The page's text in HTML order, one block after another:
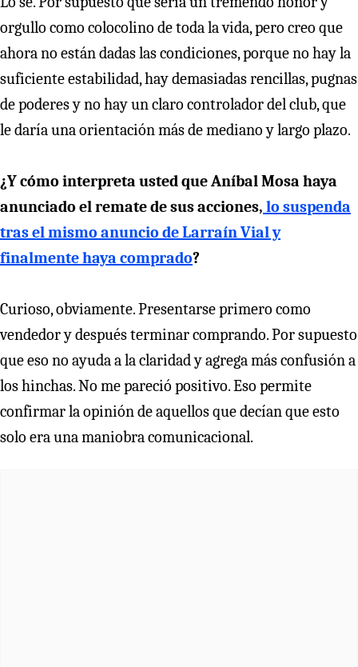
orgullo como colocolino de toda la vida, pero creo que
ahora no están dadas las condiciones, porque no hay la
suficiente estabilidad, hay demasiadas rencillas, pugnas
de poderes y no hay un claro controlador del club, que
le daría una orientación más de mediano y largo plazo.
¿Y cómo interpreta usted que Aníbal Mosa haya
anunciado el remate de sus acciones, lo suspenda
tras el mismo anuncio de Larraín Vial y
finalmente haya comprado?
Curioso, obviamente. Presentarse primero como
vendedor y después terminar comprando. Por supuesto
que eso no ayuda a la claridad y agrega más confusión a
los hinchas. No me pareció positivo. Eso permite
confirmar la opinión de aquellos que decían que esto
solo era una maniobra comunicacional.